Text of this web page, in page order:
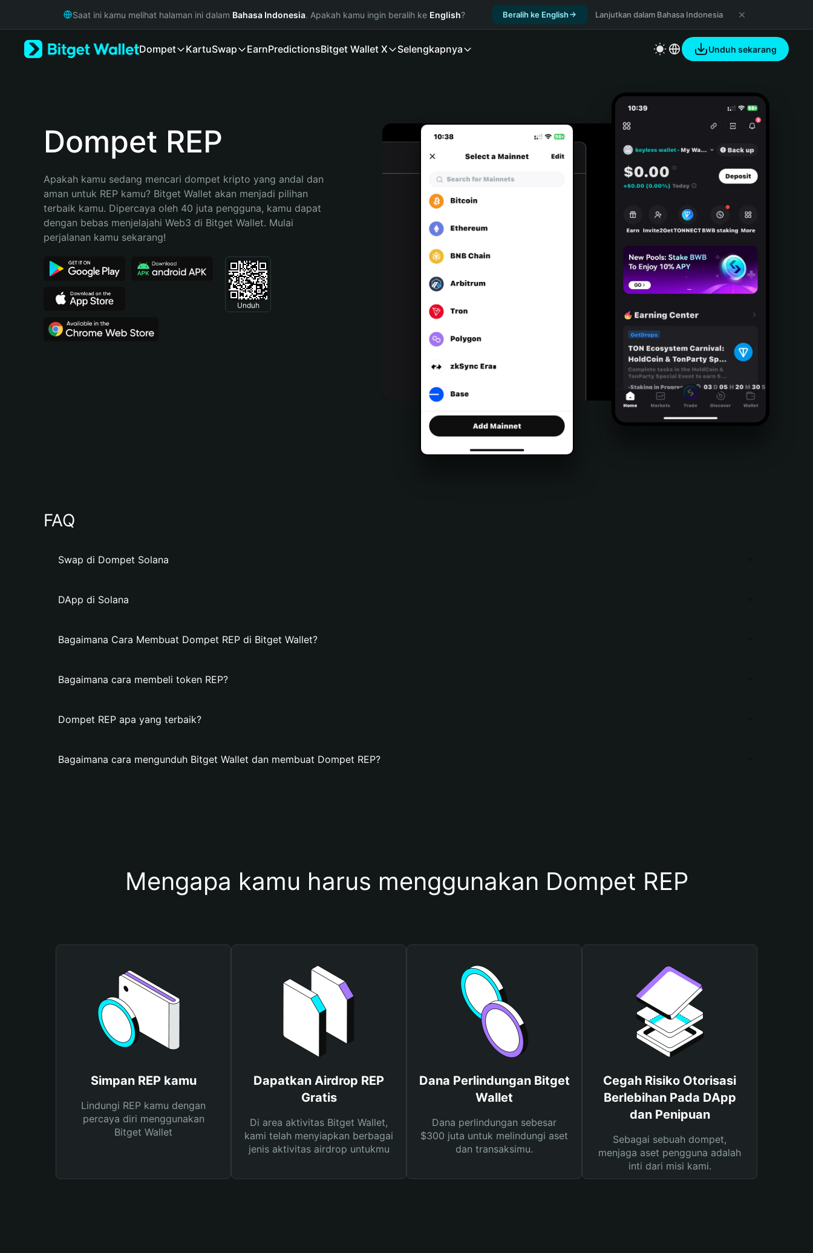
Русский
Bahasa Indonesia
Español (Argentina)
Saat ini kamu melihat halaman ini dalam Bahasa Indonesia. Apakah kamu ingin beralih ke English? Beralih ke English Lanjutkan dalam Bahasa Indonesia
Dompet KartuSwap EarnPredictionsBitget Wallet X Selengkapnya Unduh sekarang
Dompet REP
Apakah kamu sedang mencari dompet kripto yang andal dan
aman untuk REP kamu? Bitget Wallet akan menjadi pilihan
terbaik kamu. Dipercaya oleh 40 juta pengguna, kamu dapat
dengan bebas menjelajahi Web3 di Bitget Wallet. Mulai
perjalanan kamu sekarang!
Unduh
FAQ
Swap di Dompet Solana
DApp di Solana
Bagaimana Cara Membuat Dompet REP di Bitget Wallet?
Bagaimana cara membeli token REP?
Dompet REP apa yang terbaik?
Bagaimana cara mengunduh Bitget Wallet dan membuat Dompet REP?
Mengapa kamu harus menggunakan Dompet REP
Simpan REP kamu
Lindungi REP kamu dengan
percaya diri menggunakan
Bitget Wallet
Dapatkan Airdrop REP
Gratis
Di area aktivitas Bitget Wallet,
kami telah menyiapkan berbagai
jenis aktivitas airdrop untukmu
Dana Perlindungan Bitget
Wallet
Dana perlindungan sebesar
$300 juta untuk melindungi aset
dan transaksimu.
Cegah Risiko Otorisasi
Berlebihan Pada DApp
dan Penipuan
Sebagai sebuah dompet,
menjaga aset pengguna adalah
inti dari misi kami.